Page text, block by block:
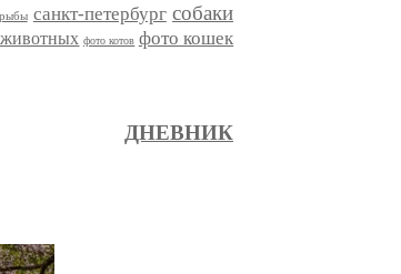
рыбы санкт-петербург собаки
фото котов фото кошек
ДНЕВНИК